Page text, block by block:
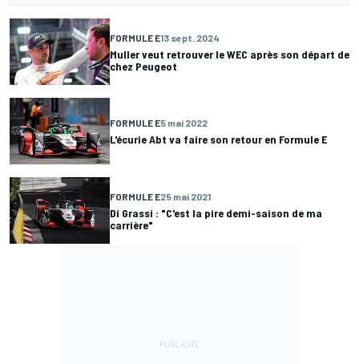
FORMULE E13 sept. 2024
Muller veut retrouver le WEC après son départ de
chez Peugeot
FORMULE E5 mai 2022
L'écurie Abt va faire son retour en Formule E
FORMULE E25 mai 2021
Di Grassi : "C'est la pire demi-saison de ma
carrière"